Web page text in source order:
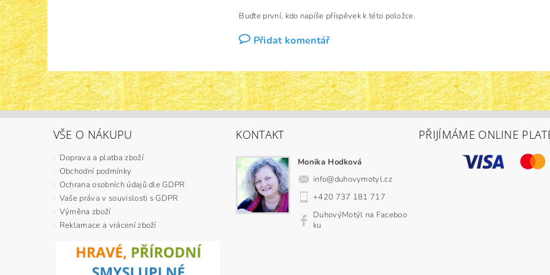
Buďte první, kdo napíše příspěvek k této položce.
Přidat komentář
VŠE O NÁKUPU
Doprava a platba zboží
Obchodní podmínky
Ochrana osobních údajů dle GDPR
Vaše práva v souvislosti s GDPR
Výměna zboží
Reklamace a vrácení zboží
KONTAKT
Monika Hodková
info@duhovymotyl.cz
+420 737 181 717
DuhovýMotýl na Faceboo
ku
PŘIJÍMÁME ONLINE